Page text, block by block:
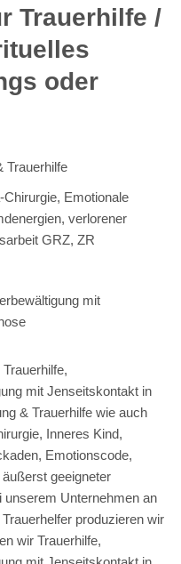
Trauerhilfe /
oder
Trauerhilfe
Emotionale
verlorener
GRZ, ZR
mit
mit Jenseitskontakt in
& Trauerhilfe wie auch
Inneres Kind,
Emotionscode,
geeigneter
unserem Unternehmen an
produzieren wir
wir Trauerhilfe,